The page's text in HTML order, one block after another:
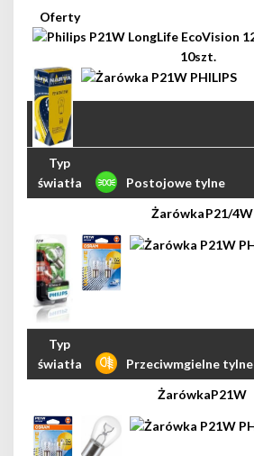
Postojowe tylne
P21/4W
Przeciwmgielne tylne
P21W